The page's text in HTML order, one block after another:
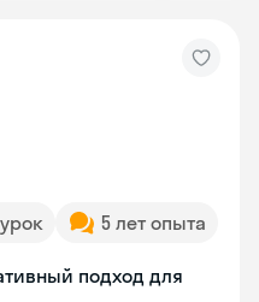
5 лет опыта
подход для